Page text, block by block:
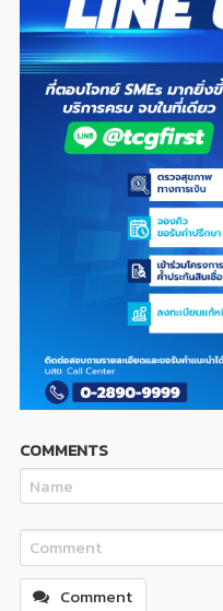
COMMENTS
Comment